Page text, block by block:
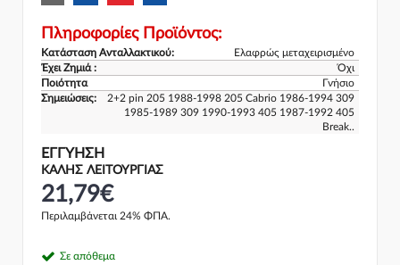
Πληροφορίες Προϊόντος:
Κατάσταση Ανταλλακτικού:
Ελαφρώς μεταχειρισμένο
Έχει Ζημιά :
Όχι
Ποιότητα
Γνήσιο
Σημειώσεις:
2+2 pin 205 1988-1998 205 Cabrio 1986-1994 309
1985-1989 309 1990-1993 405 1987-1992 405
Break..
ΕΓΓΎΗΣΗ
ΚΑΛΗΣ ΛΕΙΤΟΥΡΓΙΑΣ
21,79€
Περιλαμβάνεται 24% ΦΠΑ.
Σε απόθεμα